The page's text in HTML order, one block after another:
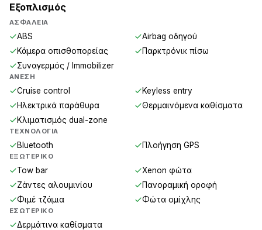
Εξοπλισμός
ΑΣΦΆΛΕΙΑ
ABS
Airbag οδηγού
Κάμερα οπισθοπορείας
Παρκτρόνικ πίσω
Συναγερμός / Immobilizer
ΆΝΕΣΗ
Cruise control
Keyless entry
Ηλεκτρικά παράθυρα
Θερμαινόμενα καθίσματα
Κλιματισμός dual-zone
ΤΕΧΝΟΛΟΓΊΑ
Bluetooth Πλοήγηση GPS
ΕΞΩΤΕΡΙΚΌ
Tow bar
Xenon φώτα
Ζάντες αλουμινίου
Πανοραμική οροφή
Φιμέ τζάμια
Φώτα ομίχλης
ΕΣΩΤΕΡΙΚΌ
Δερμάτινα καθίσματα